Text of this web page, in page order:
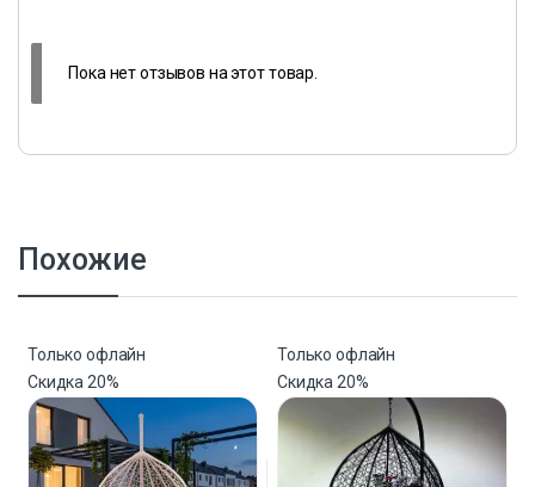
Пока нет отзывов на этот товар.
Похожие
Только офлайн
Скидка 20%
Только офлайн
Скидка 20%